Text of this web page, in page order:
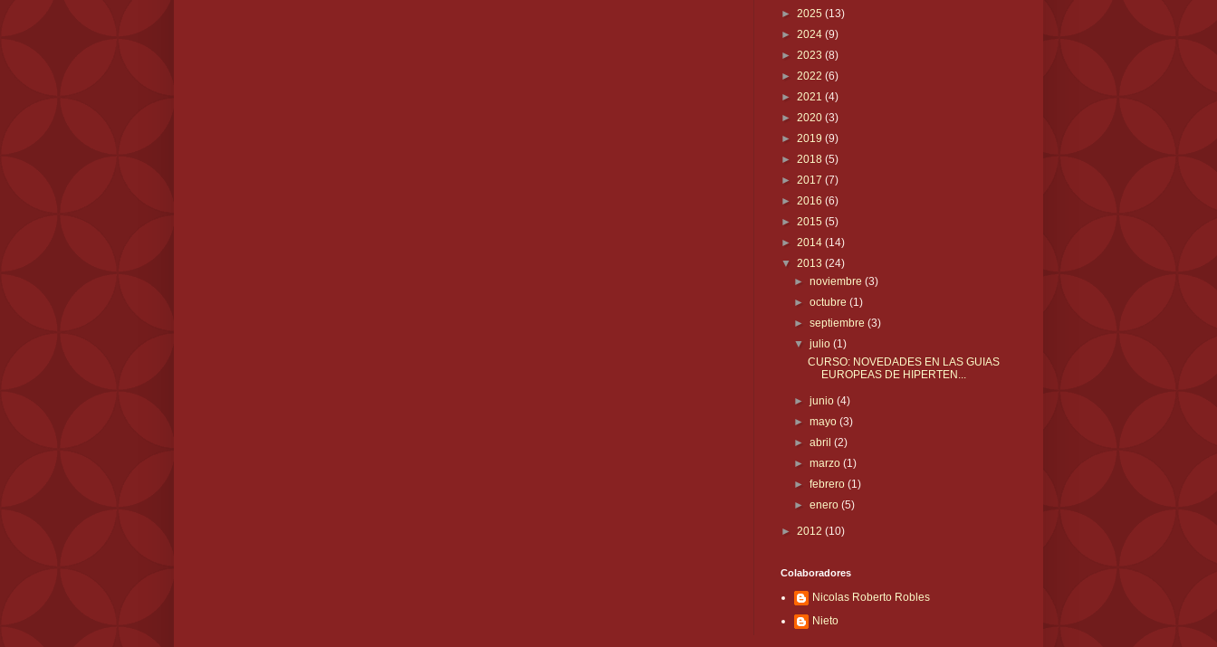
► 2025 (13)
► 2024 (9)
► 2023 (8)
► 2022 (6)
► 2021 (4)
► 2020 (3)
► 2019 (9)
► 2018 (5)
► 2017 (7)
► 2016 (6)
► 2015 (5)
► 2014 (14)
▼ 2013 (24)
►noviembre(3)
►octubre(1)
►septiembre(3)
▼julio(1)
CURSO: NOVEDADES EN LAS GUIAS
EUROPEAS DE HIPERTEN...
►junio(4)
►mayo(3)
►abril(2)
►marzo(1)
►febrero(1)
►enero(5)
► 2012 (10)
Colaboradores
Nicolas Roberto Robles
Nieto